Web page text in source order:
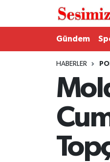
Gündem
HABERLER
Ekonomi
Gündem
Nöbetçi Eczaneler
Hava Durumu
Namaz Vakitleri
Trafik Durumu
Süper Lig Puan